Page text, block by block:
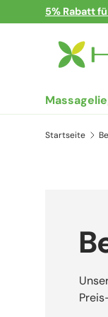
Direkt
5% Rabatt
Startseite